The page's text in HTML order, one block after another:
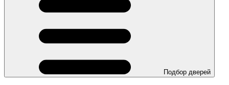
Подбор дверей